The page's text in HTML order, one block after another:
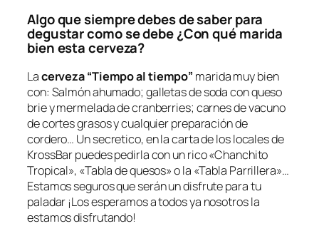
Algo que siempre debes de saber para
degustar como se debe ¿Con qué marida
bien esta cerveza?
Lacerveza “Tiempo al tiempo” marida muy bien
con: Salmón ahumado; galletas de soda con queso
brie y mermelada de cranberries; carnes de vacuno
de cortes grasos y cualquier preparación de
cordero… Un secretico, en la carta de los locales de
KrossBar puedes pedirla con un rico «Chanchito
Tropical», «Tabla de quesos» o la «Tabla Parrillera»…
Estamos seguros que serán un disfrute para tu
paladar ¡Los esperamos a todos ya nosotros la
estamos disfrutando!